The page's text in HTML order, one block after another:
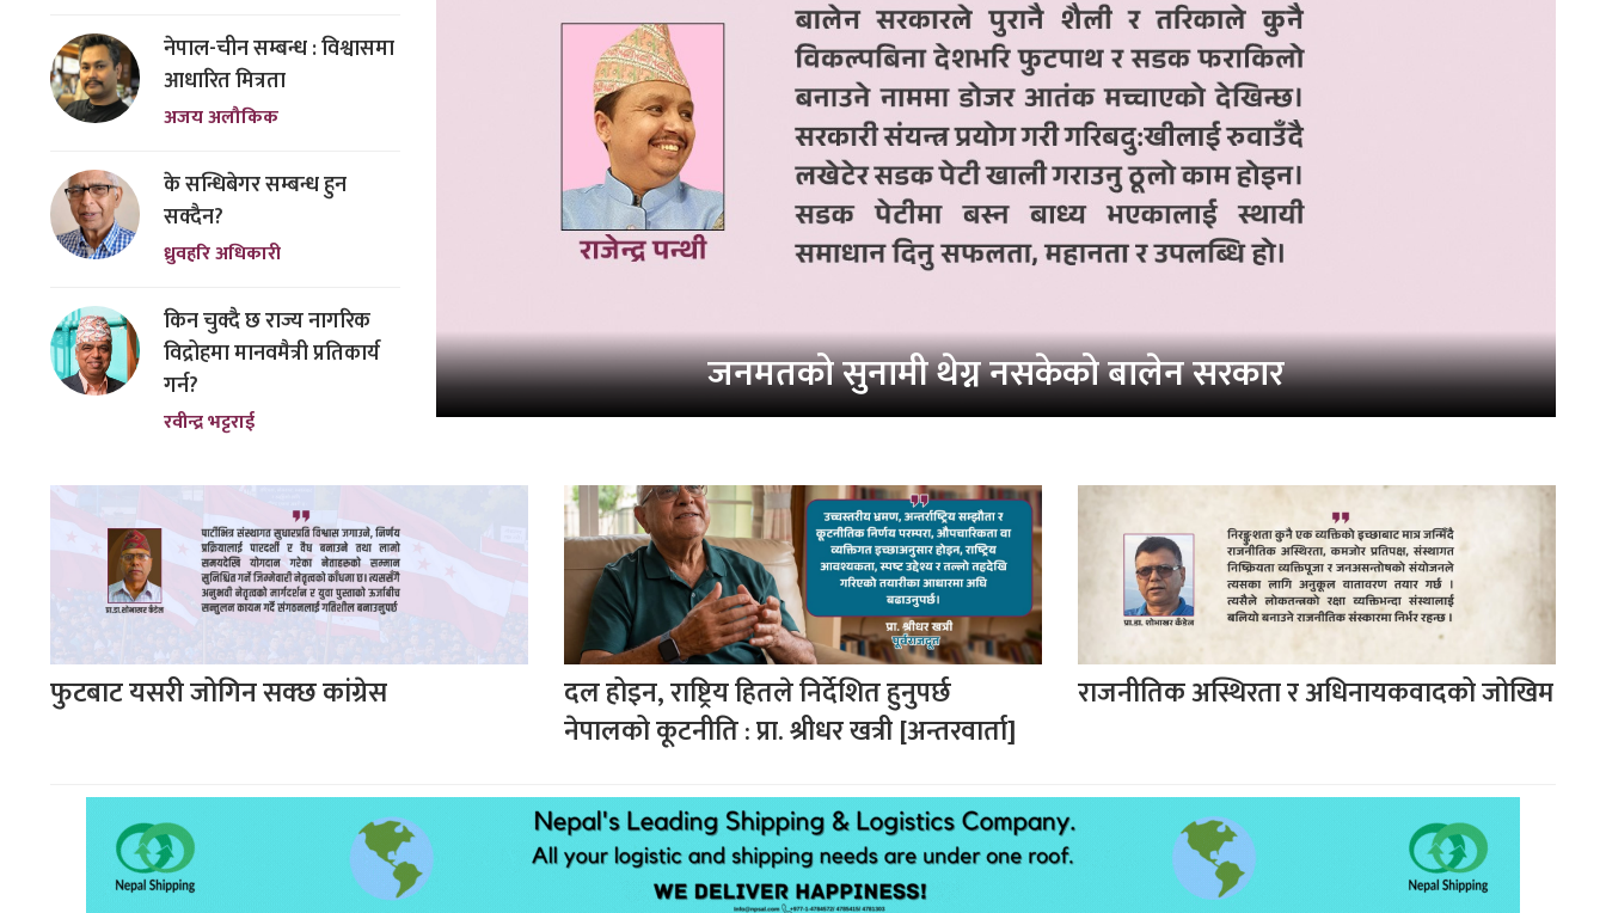
जनमतको सुनामी थेग्न नसकेको बालेन सरकार
नेपाल-चीन सम्बन्ध : विश्वासमा
आधारित मित्रता
अजय अलौकिक
के सन्धिबेगर सम्बन्ध हुन
सक्दैन?
ध्रुवहरि अधिकारी
किन चुक्दै छ राज्य नागरिक
विद्रोहमा मानवमैत्री प्रतिकार्य
गर्न?
रवीन्द्र भट्टराई
फुटबाट यसरी जोगिन सक्छ कांग्रेस
दल होइन, राष्ट्रिय हितले निर्देशित हुनुपर्छ
नेपालको कूटनीति : प्रा. श्रीधर खत्री [अन्तरवार्ता]
राजनीतिक अस्थिरता र अधिनायकवादको जोखिम